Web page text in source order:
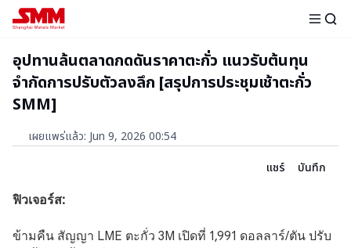
อุปทานล้นตลาดกดดันราคาตะกั่ว แนวรับต้นทุน
จำกัดการปรับตัวลงลึก [สรุปการประชุมเช้าตะกั่ว
SMM]
เผยแพร่แล้ว: Jun 9, 2026 00:54
แชร์
บันทึก
ฟิวเจอร์ส:
ข้ามคืน สัญญา LME ตะกั่ว 3M เปิดที่ 1,991 ดอลลาร์/ตัน ปรับ